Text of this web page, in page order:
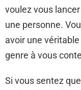
voulez vous
une personne.
avoir une
genre à vous
Si vous sentez